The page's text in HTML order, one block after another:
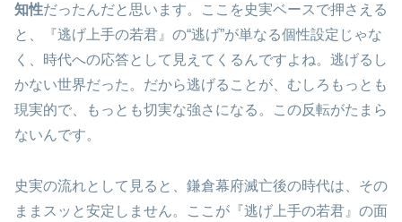
知性だったんだと思います。ここを史実ベースで押さえる
と、『逃げ上手の若君』の“逃げ”が単なる個性設定じゃな
く、時代への応答として見えてくるんですよね。逃げるし
かない世界だった。だから逃げることが、むしろもっとも
現実的で、もっとも切実な強さになる。この反転がたまら
ないんです。
史実の流れとして見ると、鎌倉幕府滅亡後の時代は、その
ままスッと安定しません。ここが『逃げ上手の若君』の面